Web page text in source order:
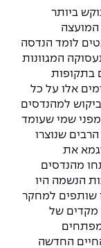
ביותר
המועצה
לומד הנדסה
המגוונות
בתקופות
אלו על כל
למהנדסים
שמי שעומד
שנוצרו
את
מהנדסים
הנשמה היו
שותפים למחקר
מקדים של
החדשה